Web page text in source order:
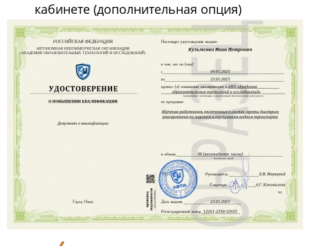
кабинете (дополнительная опция)